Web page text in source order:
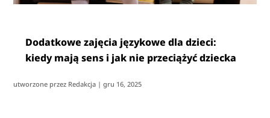
Dodatkowe zajęcia językowe dla dzieci:
kiedy mają sens i jak nie przeciążyć dziecka
utworzone przez Redakcja |gru 16, 2025